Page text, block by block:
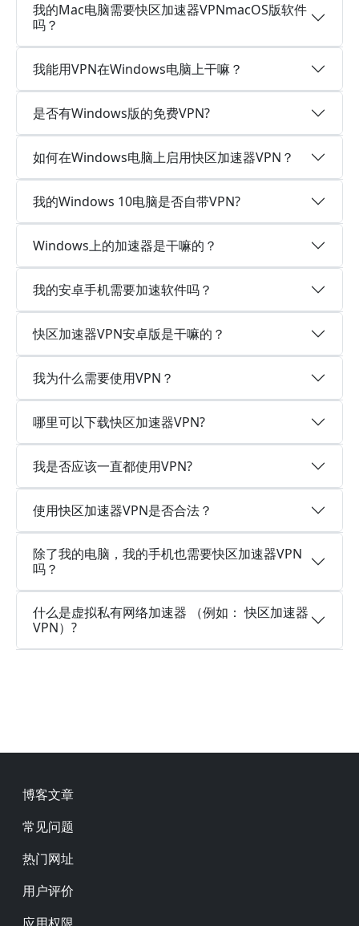
我的Mac电脑需要快区加速器VPNmacOS版软件
吗？
我能用VPN在Windows电脑上干嘛？
是否有Windows版的免费VPN?
如何在Windows电脑上启用快区加速器VPN？
我的Windows 10电脑是否自带VPN?
Windows上的加速器是干嘛的？
我的安卓手机需要加速软件吗？
快区加速器VPN安卓版是干嘛的？
我为什么需要使用VPN？
哪里可以下载快区加速器VPN?
我是否应该一直都使用VPN?
使用快区加速器VPN是否合法？
除了我的电脑，我的手机也需要快区加速器VPN
吗？
什么是虚拟私有网络加速器 （例如： 快区加速器
VPN）?
Footer
博客文章
常见问题
热门网址
用户评价